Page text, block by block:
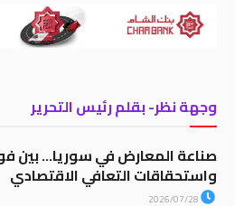
وجهة نظر- بقلم رئيس التحرير
صناعة المعارض في سوريا… بين
واستحقاقات التعافي الاقتصادي